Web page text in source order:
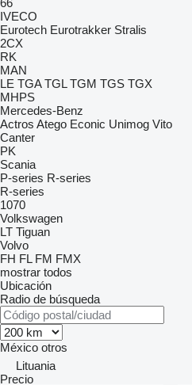
66
IVECO
Eurotech Eurotrakker Stralis
2CX
RK
MAN
LE TGA TGL TGM TGS TGX
MHPS
Mercedes-Benz
Actros Atego Econic Unimog Vito
Canter
PK
Scania
P-series R-series
R-series
1070
Volkswagen
LT Tiguan
Volvo
FH FL FM FMX
mostrar todos
Ubicación
Radio de búsqueda
México otros
Lituania
Precio